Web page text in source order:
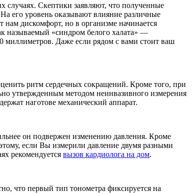
случаях. Скептики заявляют, что полученные
его уровень оказывают влияние различные
нам дискомфорт, но в организме начинается
называемый «синдром белого халата» —
миллиметров. Даже если рядом с вами стоит ваш
ритм сердечных сокращений. Кроме того, при
утвержденным методом неинвазивного измерения
наготове механический аппарат.
он подвержен изменению давления. Кроме
если Вы измерили давление двумя разными
рекомендуется вызов кардиолога на дом.
что первый тип тонометра фиксируется на